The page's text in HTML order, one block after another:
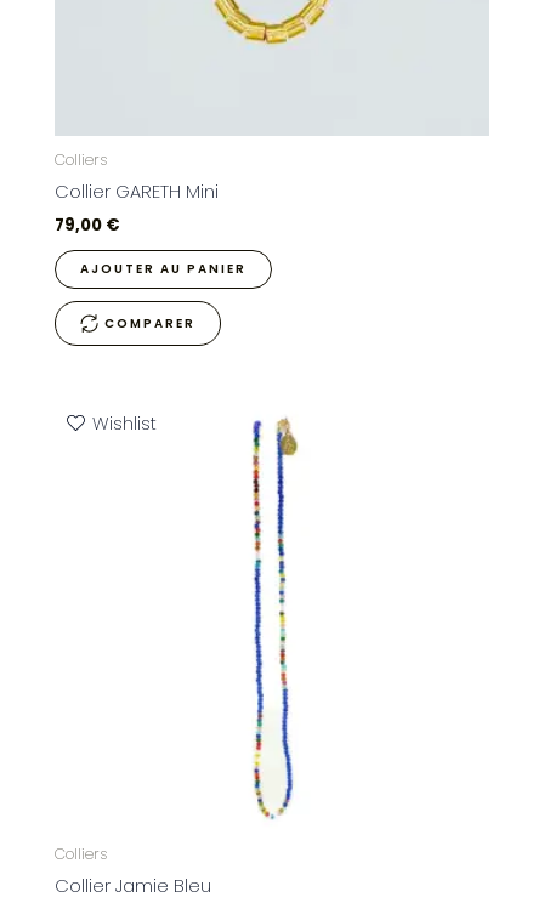
Colliers
Collier GARETH Mini
79,00 €
AJOUTER AU PANIER
COMPARER
Wishlist
Colliers
Collier Jamie Bleu